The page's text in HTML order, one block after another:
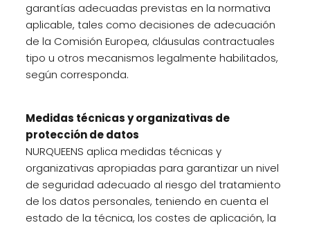
garantías adecuadas previstas en la normativa
aplicable, tales como decisiones de adecuación
de la Comisión Europea, cláusulas contractuales
tipo u otros mecanismos legalmente habilitados,
según corresponda.
Medidas técnicas y organizativas de
protección de datos
NURQUEENS aplica medidas técnicas y
organizativas apropiadas para garantizar un nivel
de seguridad adecuado al riesgo del tratamiento
de los datos personales, teniendo en cuenta el
estado de la técnica, los costes de aplicación, la